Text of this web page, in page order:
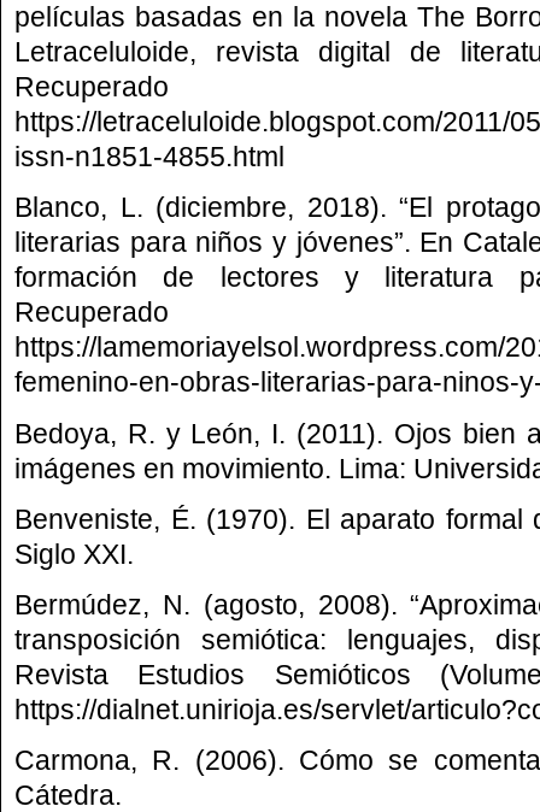
películas basadas en la novela The
Letraceluloide, revista digital de
https://letraceluloide.blogspot.com/2011/
issn-n1851-4855.html
Blanco, L. (diciembre, 2018). “El
literarias para niños y jóvenes”. En
formación de lectores y literatura
https://lamemoriayelsol.wordpress.com/
femenino-en-obras-literarias-para-ninos-
Bedoya, R. y León, I. (2011). Ojos bien
imágenes en movimiento. Lima:
Benveniste, É. (1970). El aparato formal
Siglo XXI.
Bermúdez, N. (agosto, 2008).
transposición semiótica: lenguajes,
Revista Estudios Semióticos
https://dialnet.unirioja.es/servlet/
Carmona, R. (2006). Cómo se
Cátedra.